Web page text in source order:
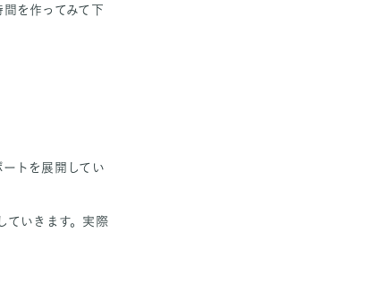
を作ってみて下
トを展開してい
ていきます。実際